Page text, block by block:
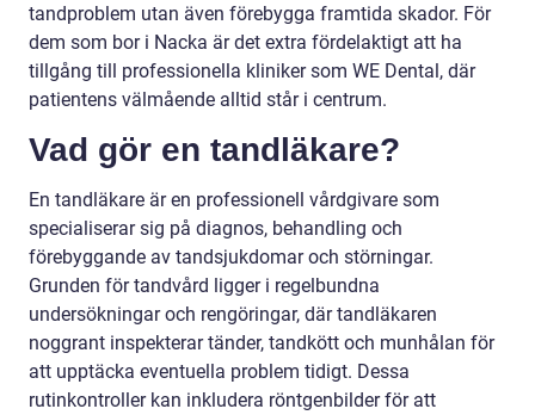
tandproblem utan även förebygga framtida skador. För
dem som bor i Nacka är det extra fördelaktigt att ha
tillgång till professionella kliniker som WE Dental, där
patientens välmående alltid står i centrum.
Vad gör en tandläkare?
En tandläkare är en professionell vårdgivare som
specialiserar sig på diagnos, behandling och
förebyggande av tandsjukdomar och störningar.
Grunden för tandvård ligger i regelbundna
undersökningar och rengöringar, där tandläkaren
noggrant inspekterar tänder, tandkött och munhålan för
att upptäcka eventuella problem tidigt. Dessa
rutinkontroller kan inkludera röntgenbilder för att